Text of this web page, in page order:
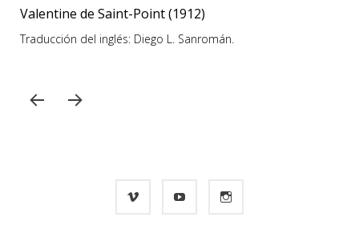
Valentine de Saint-Point (1912)
Traducción del inglés: Diego L. Sanromán.